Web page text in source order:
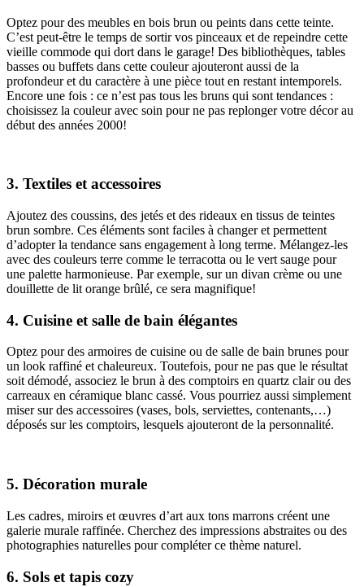
Optez pour des meubles en bois brun ou peints dans cette teinte.
C’est peut-être le temps de sortir vos pinceaux et de repeindre cette
vieille commode qui dort dans le garage! Des bibliothèques, tables
basses ou buffets dans cette couleur ajouteront aussi de la
profondeur et du caractère à une pièce tout en restant intemporels.
Encore une fois : ce n’est pas tous les bruns qui sont tendances :
choisissez la couleur avec soin pour ne pas replonger votre décor au
début des années 2000!
3. Textiles et accessoires
Ajoutez des coussins, des jetés et des rideaux en tissus de teintes
brun sombre. Ces éléments sont faciles à changer et permettent
d’adopter la tendance sans engagement à long terme. Mélangez-les
avec des couleurs terre comme le terracotta ou le vert sauge pour
une palette harmonieuse. Par exemple, sur un divan crème ou une
douillette de lit orange brûlé, ce sera magnifique!
4. Cuisine et salle de bain élégantes
Optez pour des armoires de cuisine ou de salle de bain brunes pour
un look raffiné et chaleureux. Toutefois, pour ne pas que le résultat
soit démodé, associez le brun à des comptoirs en quartz clair ou des
carreaux en céramique blanc cassé. Vous pourriez aussi simplement
miser sur des accessoires (vases, bols, serviettes, contenants,…)
déposés sur les comptoirs, lesquels ajouteront de la personnalité.
5. Décoration murale
Les cadres, miroirs et œuvres d’art aux tons marrons créent une
galerie murale raffinée. Cherchez des impressions abstraites ou des
photographies naturelles pour compléter ce thème naturel.
6. Sols et tapis cozy